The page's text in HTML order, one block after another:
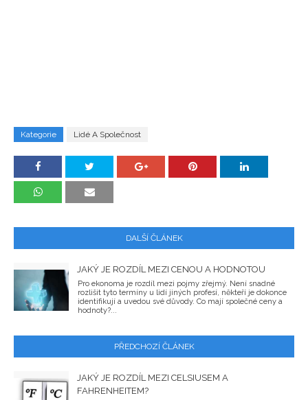
Kategorie Lidé A Společnost
DALŠÍ ČLÁNEK
JAKÝ JE ROZDÍL MEZI CENOU A HODNOTOU
Pro ekonoma je rozdíl mezi pojmy zřejmý. Není snadné
rozlišit tyto termíny u lidí jiných profesí, někteří je dokonce
identifikují a uvedou své důvody. Co mají společné ceny a
hodnoty?...
PŘEDCHOZÍ ČLÁNEK
JAKÝ JE ROZDÍL MEZI CELSIUSEM A
FAHRENHEITEM?